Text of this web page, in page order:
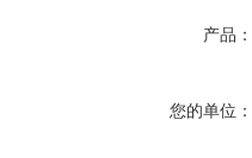
产品：
您的单位：